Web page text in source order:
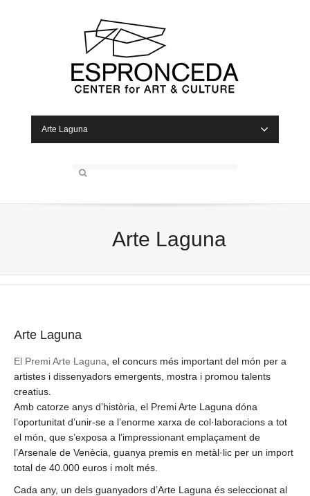
Arte Laguna
Arte Laguna
Arte Laguna
El Premi Arte Laguna , el concurs més important del món per a
artistes i dissenyadors emergents, mostra i promou talents
creatius.
Amb catorze anys d’història, el Premi Arte Laguna dóna
l’oportunitat d’unir-se a l’enorme xarxa de col·laboracions a tot
el món, que s’exposa a l’impressionant emplaçament de
l’Arsenale de Venècia, guanya premis en metàl·lic per un import
total de 40.000 euros i molt més.
Cada any, un dels guanyadors d’Arte Laguna és seleccionat al